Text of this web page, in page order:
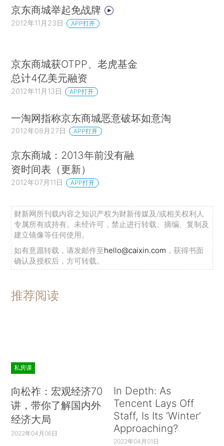
京东商城举起免战牌
2012年11月23日 APP打开
京东商城获OTPP、老虎基金
总计4亿美元融资
2012年11月13日 APP打开
一淘网指称京东商城恶意破坏如意淘
2012年08月27日 APP打开
京东商城：2013年前没有融
资时间表（更新）
2012年07月11日 APP打开
财新网所刊载内容之知识产权为财新传媒及/或相关权利人
专属所有或持有。未经许可，禁止进行转载、摘编、复制及
建立镜像等任何使用。
如有意愿转载，请发邮件至hello@caixin.com ，获得书面
确认及授权后，方可转载。
推荐阅读
私房课
向松祚：宏观经济70
讲，带你了解国内外
经济大局
2022年04月06日
In Depth: As
Tencent Lays Off
Staff, Is Its ‘Winter’
Approaching?
2022年04月01日